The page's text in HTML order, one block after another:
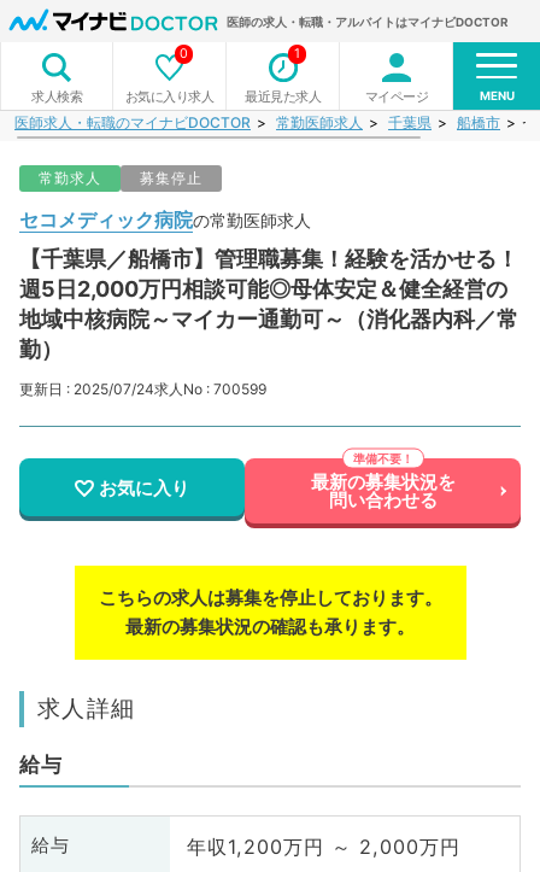
医師の求人・転職・アルバイトはマイナビDOCTOR
求人検索 お気に入り求人
0
最近見た求人
1
マイページ MENU
医師求人・転職のマイナビDOCTOR 常勤医師求人 千葉県 船橋市 セ
常勤求人 募集停止
セコメディック病院の常勤医師求人
【千葉県／船橋市】管理職募集！経験を活かせる！
週5日2,000万円相談可能◎母体安定＆健全経営の
地域中核病院～マイカー通勤可～（消化器内科／常
勤）
更新日 : 2025/07/24求人No : 700599
お気に入り 最新の募集状況を
問い合わせる
こちらの求人は募集を停止しております。
最新の募集状況の確認も承ります。
求人詳細
給与
給与 年収1,200万円 ～ 2,000万円